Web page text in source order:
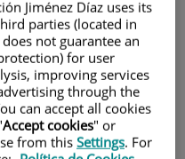
Jiménez Díaz uses its
parties (located in
not guarantee an
for user
improving services
through the
can accept all cookies
Accept cookies" or
from thisSettings. For